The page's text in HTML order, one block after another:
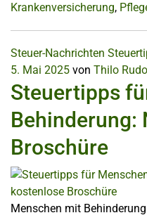
Krankenversicherung,
Steuer-Nachrichten
5. Mai 2025 von Thilo
Steuertipps
Behinderung:
Broschüre
Menschen mit